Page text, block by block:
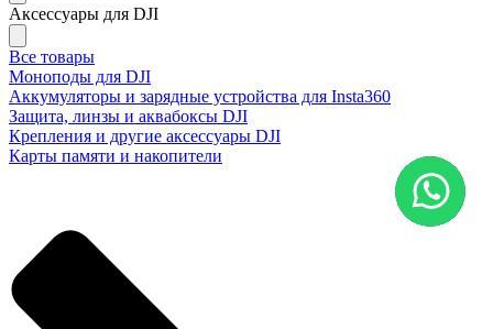
Аксессуары для DJI
Все товары
Моноподы для DJI
Аккумуляторы и зарядные устройства для Insta360
Защита, линзы и аквабоксы DJI
Крепления и другие аксессуары DJI
Карты памяти и накопители